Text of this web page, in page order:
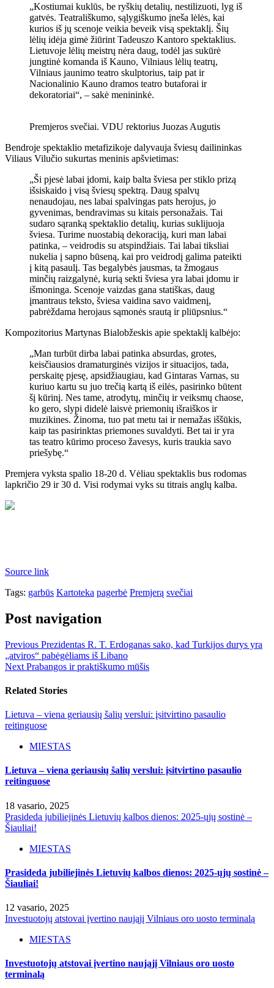
„Kostiumai kuklūs, be ryškių detalių, nestilizuoti, lyg iš
gatvės. Teatrališkumo, sąlygiškumo įneša lėlės, kai
kurios iš jų scenoje veikia beveik visą spektaklį. Šių
lėlių idėja gimė žiūrint Tadeuszo Kantoro spektaklius.
Lietuvoje lėlių meistrų nėra daug, todėl jas sukūrė
jungtinė komanda iš Kauno, Vilniaus lėlių teatrų,
Vilniaus jaunimo teatro skulptorius, taip pat ir
Nacionalinio Kauno dramos teatro butaforai ir
dekoratoriai“, – sakė menininkė.
Premjeros svečiai. VDU rektorius Juozas Augutis
Bendroje spektaklio metafizikoje dalyvauja šviesų dailininkas
Viliaus Vilučio sukurtas meninis apšvietimas:
„Ši pjesė labai įdomi, kaip balta šviesa per stiklo prizą
išsiskaido į visą šviesų spektrą. Daug spalvų
nenaudojau, nes labai spalvingas pats herojus, jo
gyvenimas, bendravimas su kitais personažais. Tai
sudaro sąranką spektaklio detalių, kurias suklijuoja
šviesa. Turime nuostabią dekoraciją, kuri man labai
patinka, – veidrodis su atspindžiais. Tai labai tiksliai
nukelia į sapno būseną, kai pro veidrodį galima pateikti
į kitą pasaulį. Tas begalybės jausmas, ta žmogaus
minčių raizgalynė, kurią sekti šviesa yra labai įdomu ir
išmoninga. Scenoje vaizdas gana statiškas, daug
įmantraus teksto, šviesa vaidina savo vaidmenį,
pabrėždama herojaus sąmonės srautą ir pliūpsnius.“
Kompozitorius Martynas Bialobžeskis apie spektaklį kalbėjo:
„Man turbūt dirba labai patinka absurdas, grotes,
keisčiausios dramaturginės vizijos ir situacijos, tada,
perskaitę pjesę, apsidžiaugiau, kad Gintaras Varnas, su
kuriuo kartu su juo trečią kartą iš eilės, pasirinko būtent
šį kūrinį. Nes tame, atrodytų, minčių ir veiksmų chaose,
ko gero, slypi didelė laisvė priemonių išraiškos ir
muzikines. Žinoma, tuo pat metu tai ir nemažas iššūkis,
kaip tas pasirinktas priemones suvaldyti. Bet tai ir yra
tas teatro kūrimo proceso žavesys, kuris traukia savo
priešybę.“
Premjera vyksta spalio 18-20 d. Vėliau spektaklis bus rodomas
lapkričio 29 ir 30 d. Visi rodymai vyks su titrais anglų kalba.
Source link
Tags: garbūs Kartoteka pagerbė Premjerą svečiai
Post navigation
Previous Prezidentas R. T. Erdoganas sako, kad Turkijos durys yra
„atviros“ pabėgėliams iš Libano
Next Prabangos ir praktiškumo mūšis
Related Stories
Lietuva – viena geriausių šalių verslui: įsitvirtino pasaulio
reitinguose
MIESTAS
Lietuva – viena geriausių šalių verslui: įsitvirtino pasaulio
reitinguose
18 vasario, 2025
Prasideda jubiliejinės Lietuvių kalbos dienos: 2025-ųjų sostinė –
Šiauliai!
MIESTAS
Prasideda jubiliejinės Lietuvių kalbos dienos: 2025-ųjų sostinė –
Šiauliai!
12 vasario, 2025
Investuotojų atstovai įvertino naująjį Vilniaus oro uosto terminalą
MIESTAS
Investuotojų atstovai įvertino naująjį Vilniaus oro uosto
terminalą